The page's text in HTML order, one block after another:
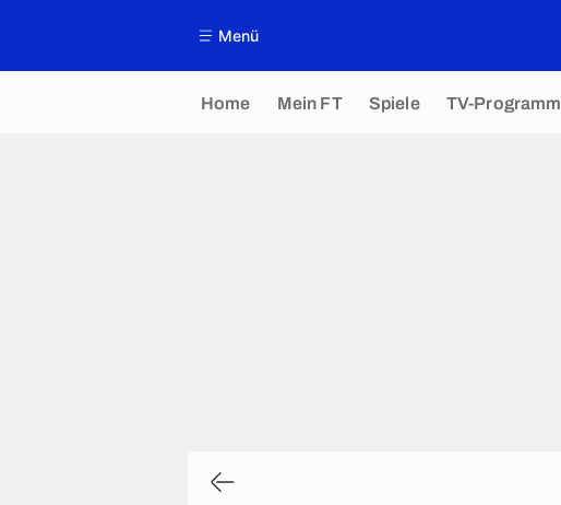
Menü
Home Mein FT Spiele TV-Programm